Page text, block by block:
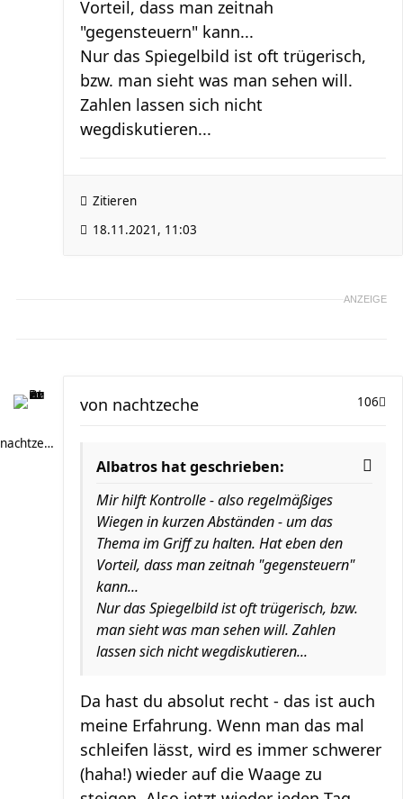
Vorteil, dass man zeitnah
"gegensteuern" kann...
Nur das Spiegelbild ist oft trügerisch,
bzw. man sieht was man sehen will.
Zahlen lassen sich nicht
wegdiskutieren...
Zitieren
18.11.2021, 11:03
ANZEIGE
nachtzeche
106
von nachtzeche
Albatros hat geschrieben:
Mir hilft Kontrolle - also regelmäßiges
Wiegen in kurzen Abständen - um das
Thema im Griff zu halten. Hat eben den
Vorteil, dass man zeitnah "gegensteuern"
kann...
Nur das Spiegelbild ist oft trügerisch, bzw.
man sieht was man sehen will. Zahlen
lassen sich nicht wegdiskutieren...
Da hast du absolut recht - das ist auch
meine Erfahrung. Wenn man das mal
schleifen lässt, wird es immer schwerer
(haha!) wieder auf die Waage zu